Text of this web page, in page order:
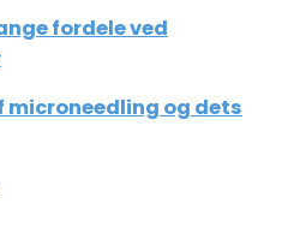
fordele ved
microneedling og dets